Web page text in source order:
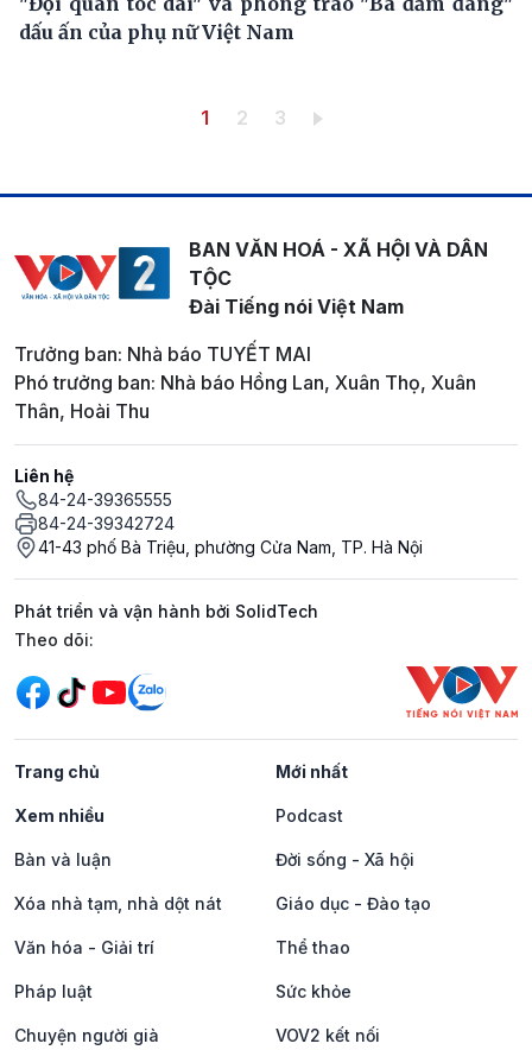
dấu ấn của phụ nữ Việt Nam
Trang hiện thời
1 Trang
2 Trang
3
BAN VĂN HOÁ - XÃ HỘI VÀ DÂN
TỘC
Đài Tiếng nói Việt Nam
Trưởng ban: Nhà báo TUYẾT MAI
Phó trưởng ban: Nhà báo Hồng Lan, Xuân Thọ, Xuân
Thân, Hoài Thu
Liên hệ
84-24-39365555
84-24-39342724
41-43 phố Bà Triệu, phường Cửa Nam, TP. Hà Nội
Phát triển và vận hành bởi SolidTech
Mạng xã hội
Theo dõi:
Trang chủ Mới nhất
Xem nhiều Podcast
Bàn và luận Đời sống - Xã hội
Xóa nhà tạm, nhà dột nát Giáo dục - Đào tạo
Văn hóa - Giải trí Thể thao
Pháp luật Sức khỏe
Chuyện người già VOV2 kết nối